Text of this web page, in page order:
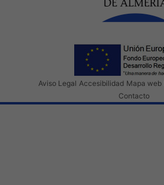
Aviso Legal Accesibilidad Mapa web
Contacto